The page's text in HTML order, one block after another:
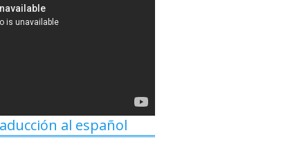
al español